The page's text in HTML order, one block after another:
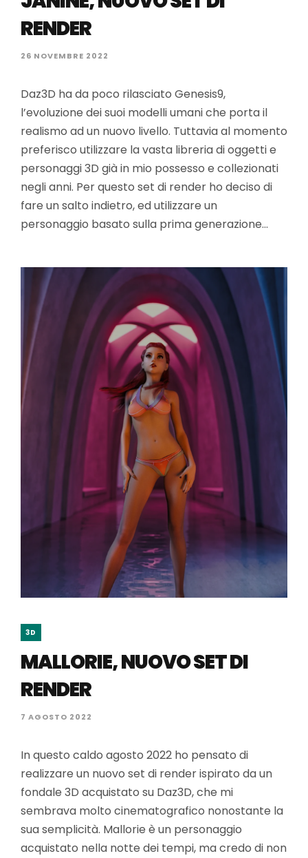
RENDER
26 NOVEMBRE 2022
Daz3D ha da poco rilasciato Genesis9,
l’evoluzione dei suoi modelli umani che porta il
realismo ad un nuovo livello. Tuttavia al momento
preferisco utilizzare la vasta libreria di oggetti e
personaggi 3D già in mio possesso e collezionati
negli anni. Per questo set di render ho deciso di
fare un salto indietro, ed utilizzare un
personaggio basato sulla prima generazione…
3D
MALLORIE, NUOVO SET DI
RENDER
7 AGOSTO 2022
In questo caldo agosto 2022 ho pensato di
realizzare un nuovo set di render ispirato da un
fondale 3D acquistato su Daz3D, che mi
sembrava molto cinematografico nonostante la
sua semplicità. Mallorie è un personaggio
acquistato nella notte dei tempi, ma credo di non